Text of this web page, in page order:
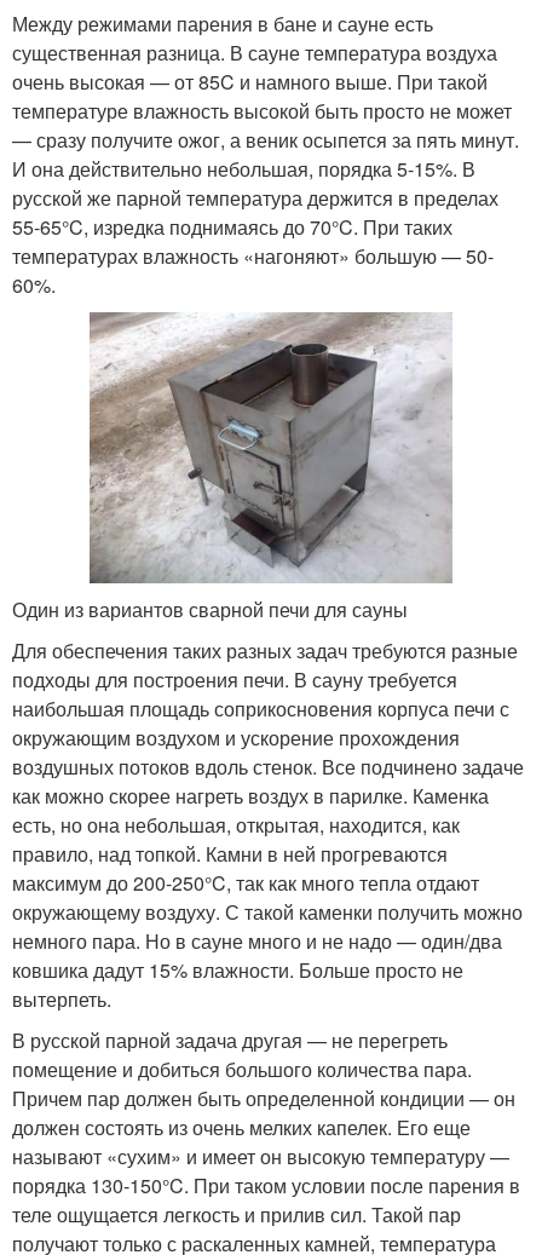
Между режимами парения в бане и сауне есть
существенная разница. В сауне температура воздуха
очень высокая — от 85C и намного выше. При такой
температуре влажность высокой быть просто не может
— сразу получите ожог, а веник осыпется за пять минут.
И она действительно небольшая, порядка 5-15%. В
русской же парной температура держится в пределах
55-65°C, изредка поднимаясь до 70°C. При таких
температурах влажность «нагоняют» большую — 50-
60%.
Один из вариантов сварной печи для сауны
Для обеспечения таких разных задач требуются разные
подходы для построения печи. В сауну требуется
наибольшая площадь соприкосновения корпуса печи с
окружающим воздухом и ускорение прохождения
воздушных потоков вдоль стенок. Все подчинено задаче
как можно скорее нагреть воздух в парилке. Каменка
есть, но она небольшая, открытая, находится, как
правило, над топкой. Камни в ней прогреваются
максимум до 200-250°C, так как много тепла отдают
окружающему воздуху. С такой каменки получить можно
немного пара. Но в сауне много и не надо — один/два
ковшика дадут 15% влажности. Больше просто не
вытерпеть.
В русской парной задача другая — не перегреть
помещение и добиться большого количества пара.
Причем пар должен быть определенной кондиции — он
должен состоять из очень мелких капелек. Его еще
называют «сухим» и имеет он высокую температуру —
порядка 130-150°C. При таком условии после парения в
теле ощущается легкость и прилив сил. Такой пар
получают только с раскаленных камней, температура